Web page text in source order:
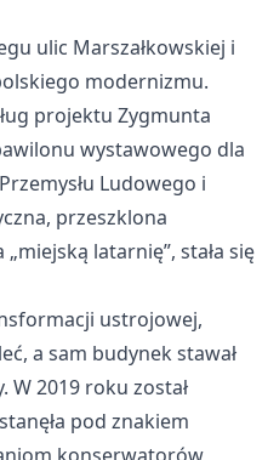
ulic Marszałkowskiej i
modernizmu.
projektu Zygmunta
wystawowego dla
Ludowego i
przeszklona
latarnię”, stała się
ustrojowej,
a sam budynek stawał
W 2019 roku został
pod znakiem